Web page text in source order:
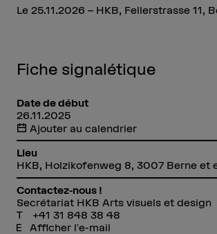
Le 25.11.2026 – HKB, Fellerstrasse 11,
Fiche signalétique
Date de début
26.11.2025
Ajouter au calendrier
Lieu
HKB, Holzikofenweg 8, 3007 Berne et
Contactez-nous !
Secrétariat HKB Arts visuels et design
+41 31 848 38 48
Afficher l'e-mail